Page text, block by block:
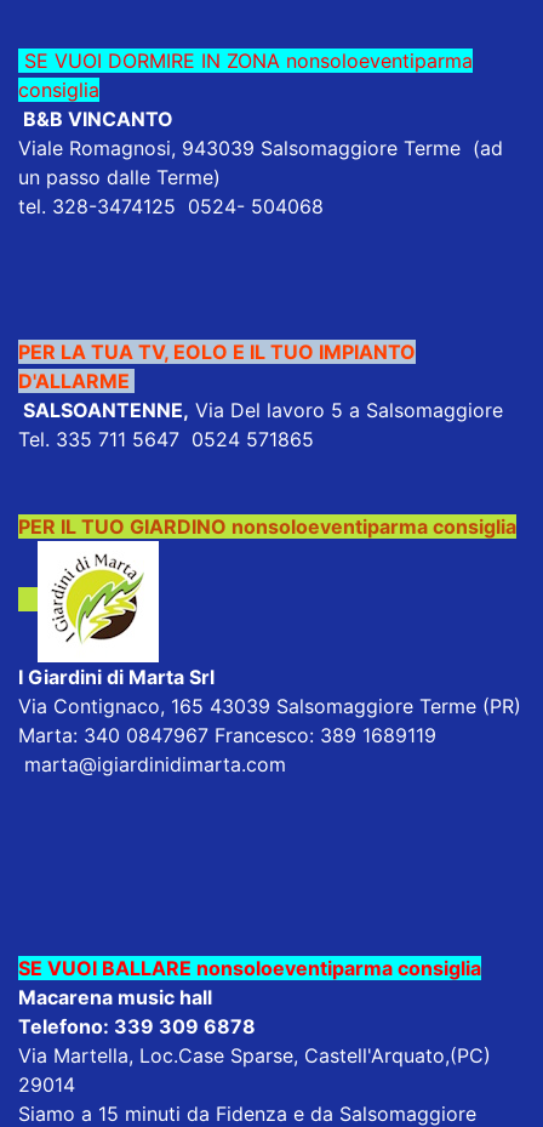
SE VUOI DORMIRE IN ZONA nonsoloeventiparma
consiglia
B&B VINCANTO
Viale Romagnosi, 943039 Salsomaggiore Terme (ad
un passo dalle Terme)
tel. 328-3474125 0524- 504068
PER LA TUA TV, EOLO E IL TUO IMPIANTO
D'ALLARME
SALSOANTENNE, Via Del lavoro 5 a Salsomaggiore
Tel. 335 711 5647 0524 571865
PER IL TUO GIARDINO nonsoloeventiparma consiglia
I Giardini di Marta Srl
Via Contignaco, 165 43039 Salsomaggiore Terme (PR)
Marta: 340 0847967 Francesco: 389 1689119
marta@igiardinidimarta.com
SE VUOI BALLARE nonsoloeventiparma consiglia
Macarena music hall
Telefono: 339 309 6878
Via Martella, Loc.Case Sparse, Castell'Arquato,(PC)
29014
Siamo a 15 minuti da Fidenza e da Salsomaggiore